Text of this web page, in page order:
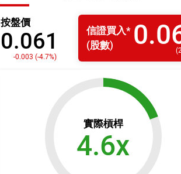
按盤價
0.061
-0.003 (-4.7%)
信證買入*
(股數)
(
實際槓桿
4.6x